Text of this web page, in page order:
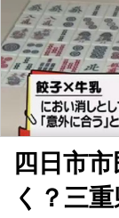
はオシャレな
トンになった
いるんです。
から好きだっ
四日市
く？三